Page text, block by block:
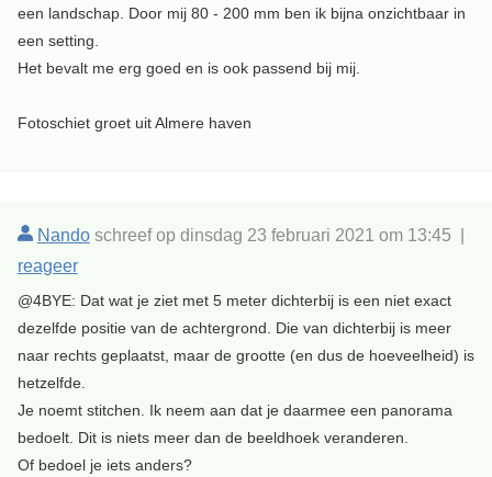
een landschap. Door mij 80 - 200 mm ben ik bijna onzichtbaar in
een setting.
Het bevalt me erg goed en is ook passend bij mij.
Fotoschiet groet uit Almere haven
Nandoschreef op dinsdag 23 februari 2021 om 13:45 |
reageer
@4BYE: Dat wat je ziet met 5 meter dichterbij is een niet exact
dezelfde positie van de achtergrond. Die van dichterbij is meer
naar rechts geplaatst, maar de grootte (en dus de hoeveelheid) is
hetzelfde.
Je noemt stitchen. Ik neem aan dat je daarmee een panorama
bedoelt. Dit is niets meer dan de beeldhoek veranderen.
Of bedoel je iets anders?